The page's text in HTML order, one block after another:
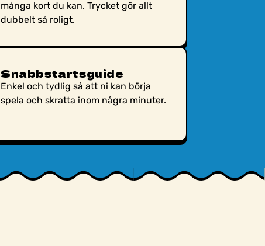
många kort du kan. Trycket gör allt
dubbelt så roligt.
Snabbstartsguide
Enkel och tydlig så att ni kan börja
spela och skratta inom några minuter.